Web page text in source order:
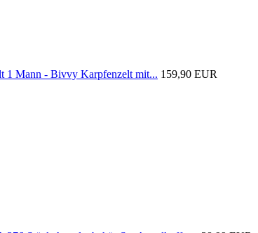
1 Mann - Bivvy Karpfenzelt mit... 159,90 EUR